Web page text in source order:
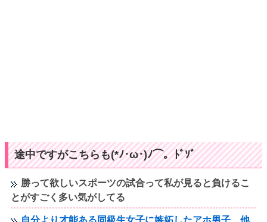
途中ですがこちらも(*ﾉ･ω･)ﾉ⌒。ﾄﾞｿﾞ
勝って欲しいスポーツの試合って私が見ると負けるこ
とがすごく多い気がしてる
自分より才能ある同級生女子に嫉妬したアホ男子、他